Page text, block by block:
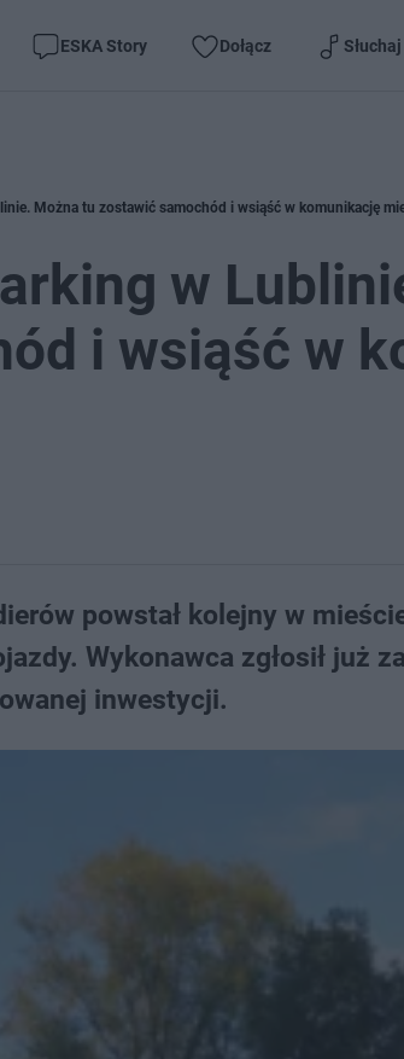
ESKA Story Dołącz Słuchaj
Można tu zostawić samochód i wsiąść w komunikację
w
i wsiąść w
powstał kolejny w
Wykonawca zgłosił już
inwestycji.